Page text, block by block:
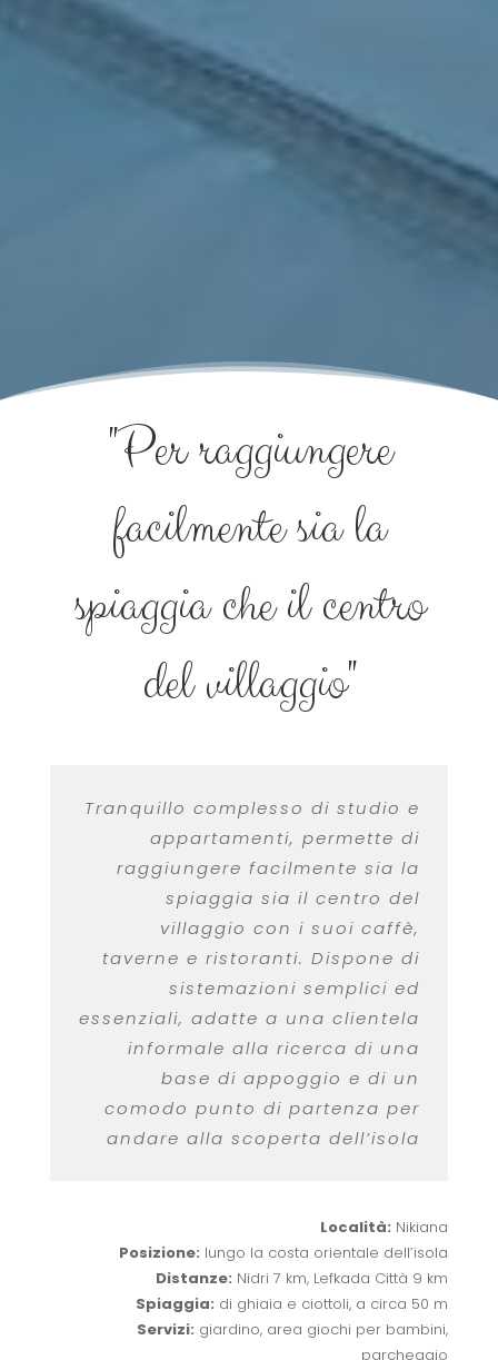
"Per raggiungere
facilmente sia la
spiaggia che il centro
del villaggio"
Tranquillo complesso di studio e
appartamenti, permette di
raggiungere facilmente sia la
spiaggia sia il centro del
villaggio con i suoi caffè,
taverne e ristoranti. Dispone di
sistemazioni semplici ed
essenziali, adatte a una clientela
informale alla ricerca di una
base di appoggio e di un
comodo punto di partenza per
andare alla scoperta dell’isola
Località: Nikiana
Posizione: lungo la costa orientale dell’isola
Distanze: Nidri 7 km, Lefkada Città 9 km
Spiaggia: di ghiaia e ciottoli, a circa 50 m
Servizi: giardino, area giochi per bambini,
parcheggio